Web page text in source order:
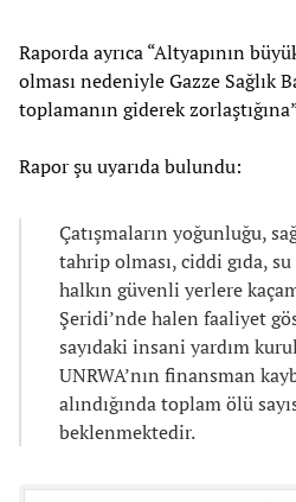
Raporda ayrıca “Altyapının
olması nedeniyle Gazze Sağlık
toplamanın giderek
Rapor şu uyarıda bulundu:
Çatışmaların yoğunluğu,
tahrip olması, ciddi gıda, su
halkın güvenli yerlere
Şeridi’nde halen faaliyet
sayıdaki insani yardım
UNRWA’nın finansman
alındığında toplam ölü
beklenmektedir.